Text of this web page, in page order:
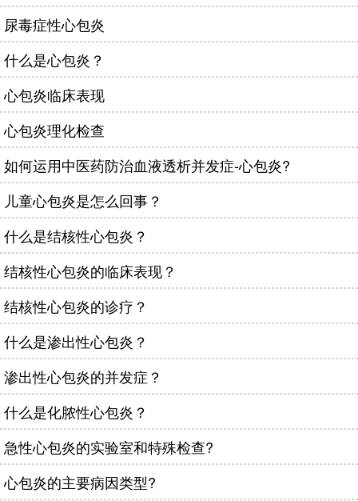
尿毒症性心包炎
什么是心包炎？
心包炎临床表现
心包炎理化检查
如何运用中医药防治血液透析并发症-心包炎?
儿童心包炎是怎么回事？
什么是结核性心包炎？
结核性心包炎的临床表现？
结核性心包炎的诊疗？
什么是渗出性心包炎？
渗出性心包炎的并发症？
什么是化脓性心包炎？
急性心包炎的实验室和特殊检查?
心包炎的主要病因类型?